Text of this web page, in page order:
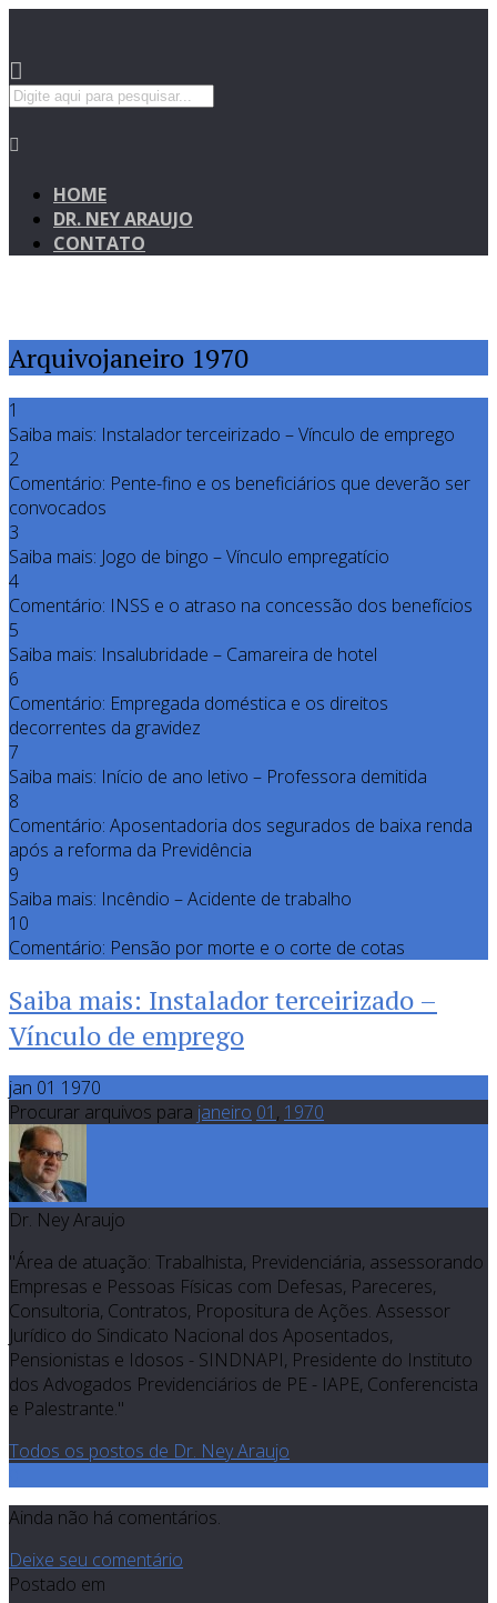
HOME
DR. NEY ARAUJO
CONTATO
Arquivojaneiro 1970
1
Saiba mais: Instalador terceirizado – Vínculo de emprego
2
Comentário: Pente-fino e os beneficiários que deverão ser
convocados
3
Saiba mais: Jogo de bingo – Vínculo empregatício
4
Comentário: INSS e o atraso na concessão dos benefícios
5
Saiba mais: Insalubridade – Camareira de hotel
6
Comentário: Empregada doméstica e os direitos
decorrentes da gravidez
7
Saiba mais: Início de ano letivo – Professora demitida
8
Comentário: Aposentadoria dos segurados de baixa renda
após a reforma da Previdência
9
Saiba mais: Incêndio – Acidente de trabalho
10
Comentário: Pensão por morte e o corte de cotas
Saiba mais: Instalador terceirizado –
Vínculo de emprego
jan 01 1970
Procurar arquivos para janeiro 01 , 1970
Dr. Ney Araujo
"Área de atuação: Trabalhista, Previdenciária, assessorando
Empresas e Pessoas Físicas com Defesas, Pareceres,
Consultoria, Contratos, Propositura de Ações. Assessor
Jurídico do Sindicato Nacional dos Aposentados,
Pensionistas e Idosos - SINDNAPI, Presidente do Instituto
dos Advogados Previdenciários de PE - IAPE, Conferencista
e Palestrante."
Todos os postos de Dr. Ney Araujo
Ainda não há comentários.
Deixe seu comentário
Postado em